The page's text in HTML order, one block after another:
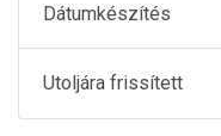
Dátumkészítés
Utoljára frissített